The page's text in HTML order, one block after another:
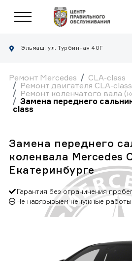
Эльмаш: ул. Турбинная 40Г
Ремонт Mercedes
CLA-class
Ремонт двигателя CLA-class
Ремонт коленчатого вала
Замена переднего
class
Замена переднего
коленвала Mercedes
Екатеринбурге
Гарантия без ограничения
Не навязывыем ненужные работы